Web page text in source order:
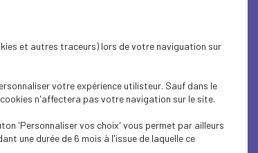
et autres traceurs) lors de votre naviguation sur
votre expérience utilisteur. Sauf dans le
n'affectera pas votre navigation sur le site.
'Personnaliser vos choix' vous permet par ailleurs
une durée de 6 mois à l'issue de laquelle ce